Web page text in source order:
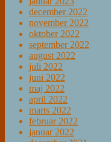
december 2022
november 2022
oktober 2022
september 2022
august 2022
juli 2022
juni 2022
maj 2022
april 2022
marts 2022
februar 2022
januar 2022